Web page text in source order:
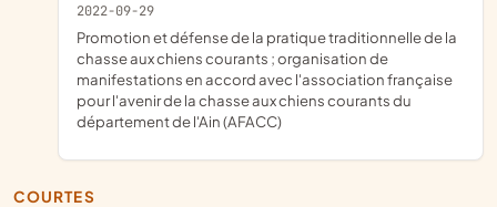
2022-09-29
promotion et défense de la pratique traditionnelle de la
chasse aux chiens courants ; organisation de
manifestations en accord avec l'association française
pour l'avenir de la chasse aux chiens courants du
département de l'Ain (AFACC)
COURTES